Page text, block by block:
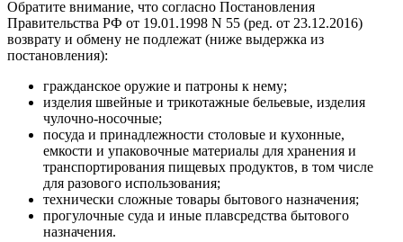
Обратите внимание, что согласно Постановления
Правительства РФ от 19.01.1998 N 55 (ред. от 23.12.2016)
возврату и обмену не подлежат (ниже выдержка из
постановления):
гражданское оружие и патроны к нему;
изделия швейные и трикотажные бельевые, изделия
чулочно-носочные;
посуда и принадлежности столовые и кухонные,
емкости и упаковочные материалы для хранения и
транспортирования пищевых продуктов, в том числе
для разового использования;
технически сложные товары бытового назначения;
прогулочные суда и иные плавсредства бытового
назначения.